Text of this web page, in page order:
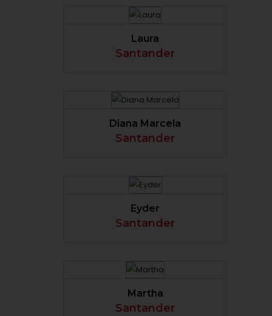
Laura
Santander
Diana Marcela
Santander
Eyder
Santander
Martha
Santander